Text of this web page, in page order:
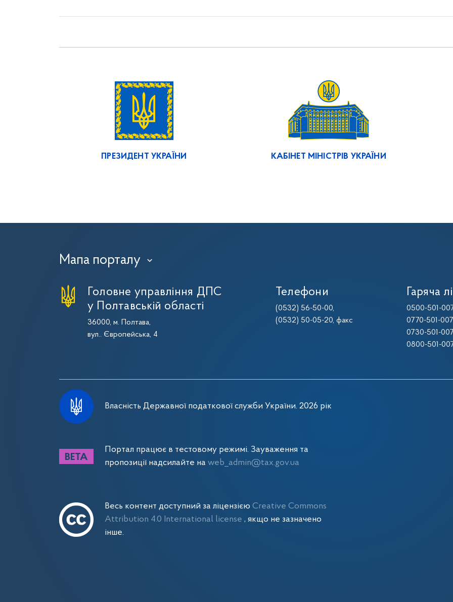
ПРЕЗИДЕНТ УКРАЇНИ КАБІНЕТ МІНІСТРІВ УКРАЇНИ
Мапа порталу ›
Головне управління ДПС
у Полтавській області
36000, м. Полтава,
вул.. Європейська, 4
Телефони
(0532) 56-50-00,
(0532) 50-05-20, факс
Гаряча
0500-501-
0770-501-007
0730-501-007
0800-501-
Власність Державної податкової служби України. 2026 рік
Портал працює в тестовому режимі. Зауваження та
пропозиції надсилайте на web_admin@tax.gov.ua
Весь контент доступний за ліцензією Creative Commons
Attribution 4.0 International license , якщо не зазначено
інше.